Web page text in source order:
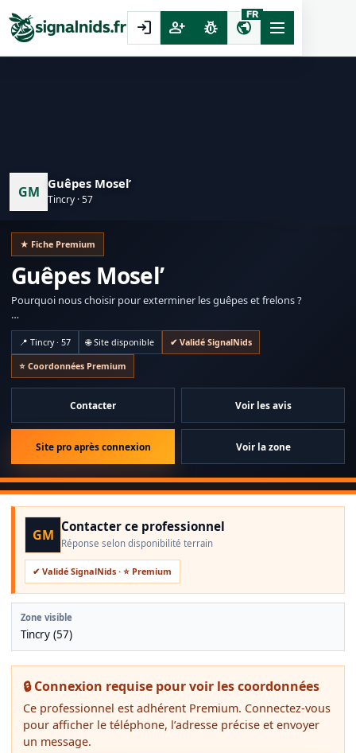
login person_add pest_control public
FR
GM
Guêpes Mosel’
Tincry · 57
★ Fiche Premium
Guêpes Mosel’
Pourquoi nous choisir pour exterminer les guêpes et frelons ?
🐝 Deux passionnés au service de votre sécurité en Moselle !
avec une véritable passion pour notre région et le bien-être de ses
habitants. 💛
techniques, nous intervenons rapidement pour éliminer en toute
📍 Tincry · 57 🌐 Site disponible ✔ Validé SignalNids
⭐ Coordonnées Premium
Contacter Voir les avis
Site pro après connexion Voir la zone
GM Contacter ce professionnel
Réponse selon disponibilité terrain
✔ Validé SignalNids · ⭐ Premium
Zone visible
Tincry (57)
🔒 Connexion requise pour voir les coordonnées
Ce professionnel est adhérent Premium. Connectez-vous
pour afficher le téléphone, l’adresse précise et envoyer
un message.